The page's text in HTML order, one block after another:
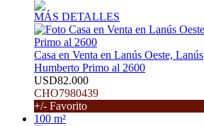
MÁS DETALLES
Casa en Venta en Lanús Oeste, Lanús
Humberto Primo al 2600
USD82.000
CHO7980439
+/- Favorito
100 m²